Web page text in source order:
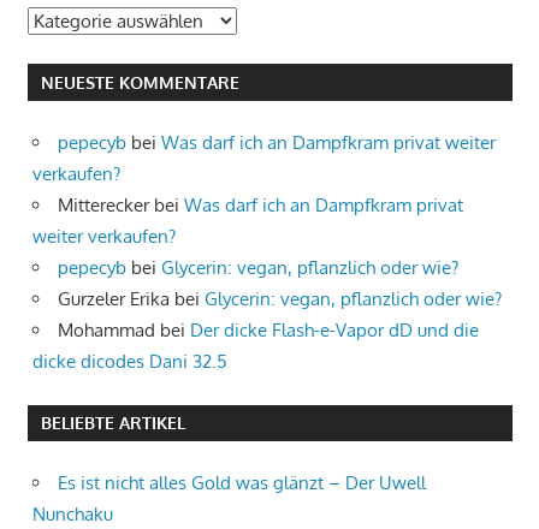
Kategorien
NEUESTE KOMMENTARE
pepecyb bei Was darf ich an Dampfkram privat weiter
verkaufen?
Mittereckerbei Was darf ich an Dampfkram privat
weiter verkaufen?
pepecyb bei Glycerin: vegan, pflanzlich oder wie?
Gurzeler Erika bei Glycerin: vegan, pflanzlich oder wie?
Mohammad bei Der dicke Flash-e-Vapor dD und die
dicke dicodes Dani 32.5
BELIEBTE ARTIKEL
Es ist nicht alles Gold was glänzt – Der Uwell
Nunchaku